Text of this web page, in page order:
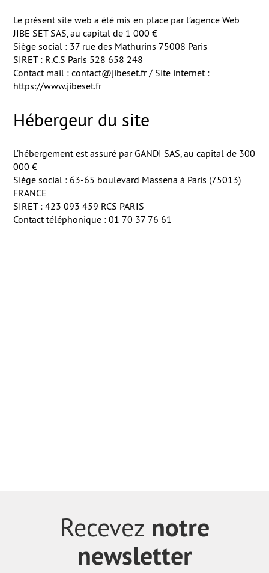
Le présent site web a été mis en place par l’agence Web
JIBE SET SAS, au capital de 1 000 €
Siège social : 37 rue des Mathurins 75008 Paris
SIRET : R.C.S Paris 528 658 248
Contact mail : contact@jibeset.fr / Site internet :
https://www.jibeset.fr
Hébergeur du site
L’hébergement est assuré par GANDI SAS, au capital de 300
000 €
Siège social : 63-65 boulevard Massena à Paris (75013)
FRANCE
SIRET : 423 093 459 RCS PARIS
Contact téléphonique : 01 70 37 76 61
Recevez notre
newsletter